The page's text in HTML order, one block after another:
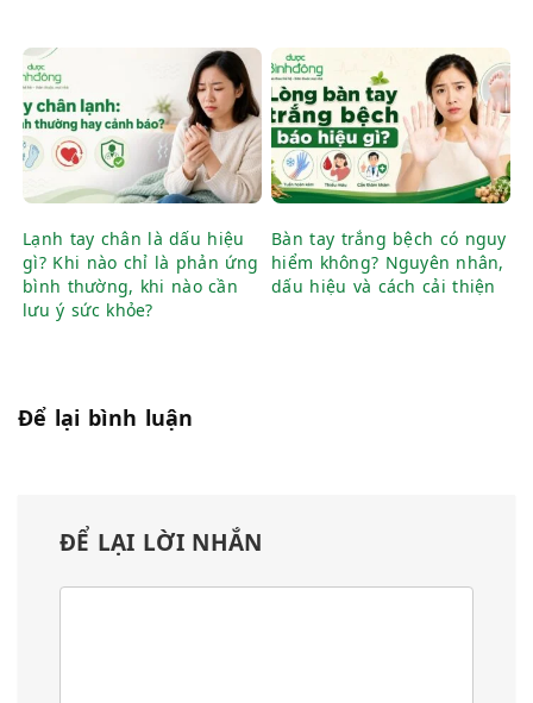
Lạnh tay chân là dấu hiệu
gì? Khi nào chỉ là phản ứng
bình thường, khi nào cần
lưu ý sức khỏe?
Bàn tay trắng bệch có nguy
hiểm không? Nguyên nhân,
dấu hiệu và cách cải thiện
Để lại bình luận
ĐỂ LẠI LỜI NHẮN